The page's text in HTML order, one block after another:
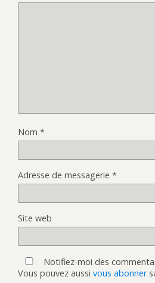
Nom *
Adresse de messagerie *
Site web
Notifiez-moi des
Vous pouvez aussi vous abonner